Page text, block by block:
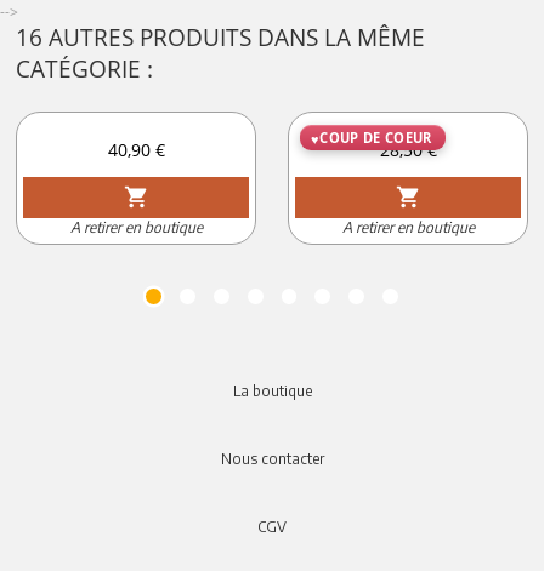
-->
16 AUTRES PRODUITS DANS LA MÊME
CATÉGORIE :
Prix
40,90 €
shopping_cart
A retirer en boutique
COUP DE COEUR
Prix
28,50 €
shopping_cart
A retirer en boutique
La boutique
Nous contacter
CGV